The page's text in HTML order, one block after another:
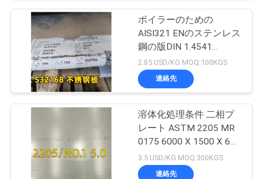
ボイラーのための
AISI321 ENのステンレス
鋼の版DIN 1.4541
S32168つや出しの
10mm
2.85 USD/KG MOQ:100KGS
連絡先
溶体化処理条件 二相プ
レート ASTM 2205 MR
0175 6000 X 1500 X 6
Thk
3.5 USD/KG MOQ:300KGS
連絡先